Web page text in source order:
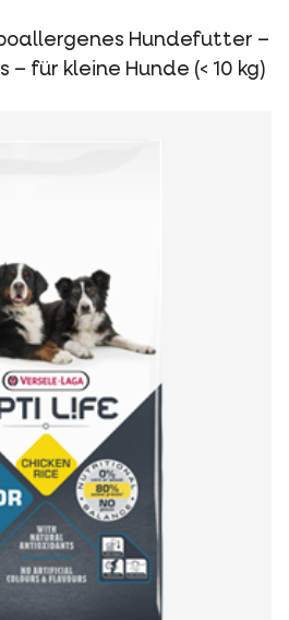
Hundefutter –
– für kleine Hunde (< 10 kg)